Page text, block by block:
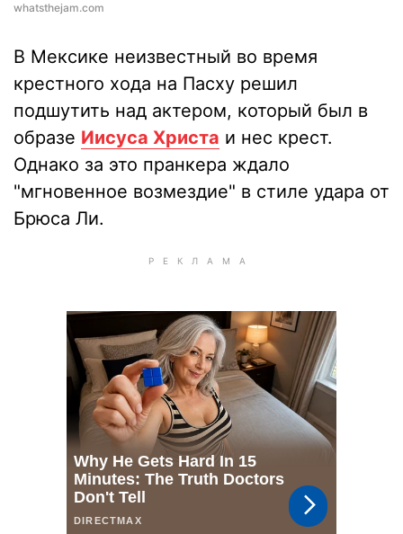
whatsthejam.com
В Мексике неизвестный во время
крестного хода на Пасху решил
подшутить над актером, который был в
образе Иисуса Христа и нес крест.
Однако за это пранкера ждало
"мгновенное возмездие" в стиле удара от
Брюса Ли.